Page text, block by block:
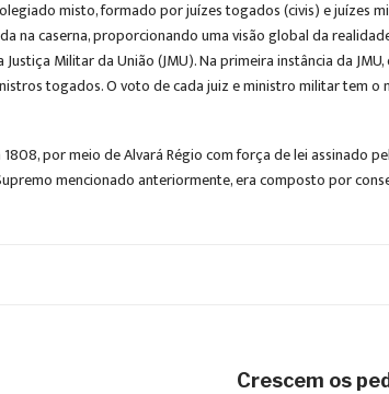
misto, formado por juízes togados (civis) e juízes
na caserna, proporcionando uma visão global da
Militar da União (JMU). Na primeira instância da
togados. O voto de cada juiz e ministro militar tem
por meio de Alvará Régio com força de lei assinado
mencionado anteriormente, era composto por
Crescem os